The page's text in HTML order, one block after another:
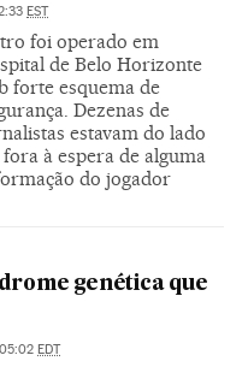
EST
foi operado em
de Belo Horizonte
forte esquema de
Dezenas de
estavam do lado
fora à espera de alguma
do jogador
genética que
EDT